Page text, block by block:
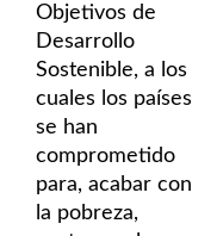
Objetivos de
Desarrollo
Sostenible, a los
cuales los países
se han
comprometido
para, acabar con
la pobreza,